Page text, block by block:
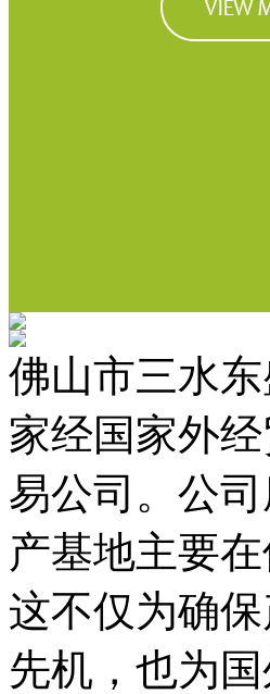
佛山市三水
家经国家外
易公司。公
产基地主要
这不仅为确
先机，也为